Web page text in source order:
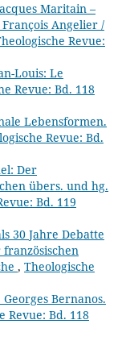
Maritain –
François Angelier /
Revue:
Louis: Le
Revue: Bd. 118
Lebensformen.
Revue: Bd.
Der
übers. und hg.
Bd. 119
30 Jahre Debatte
, Theologische
Bernanos.
Revue: Bd. 118